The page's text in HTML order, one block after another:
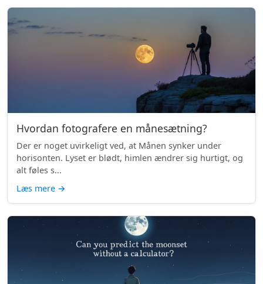
Hvordan fotografere en månesætning?
Der er noget uvirkeligt ved, at Månen synker under
horisonten. Lyset er blødt, himlen ændrer sig hurtigt, og
alt føles s...
Læs mere →